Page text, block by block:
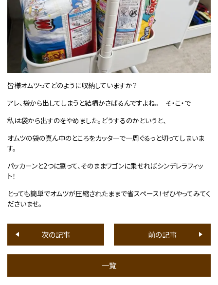
皆様オムツってどのように収納していますか？
アレ、袋から出してしまうと結構かさばるんですよね。 そ・こ・で
私は袋から出すのをやめました。どうするのかというと、
オムツの袋の真ん中のところをカッターで一周ぐるっと切ってしまいま
す。
パッカーンと2つに割って、そのままワゴンに乗せればシンデレラフィッ
ト！
とっても簡単でオムツが圧縮されたままで省スペース！ぜひやってみてく
ださいませ。
次の記事
一覧
前の記事